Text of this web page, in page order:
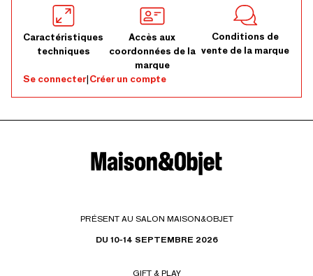
Caractéristiques
techniques
Accès aux
coordonnées de la
marque
Conditions de
vente de la marque
Se connecter|Créer un compte
PRÉSENT AU SALON MAISON&OBJET
DU 10-14 SEPTEMBRE 2026
GIFT & PLAY